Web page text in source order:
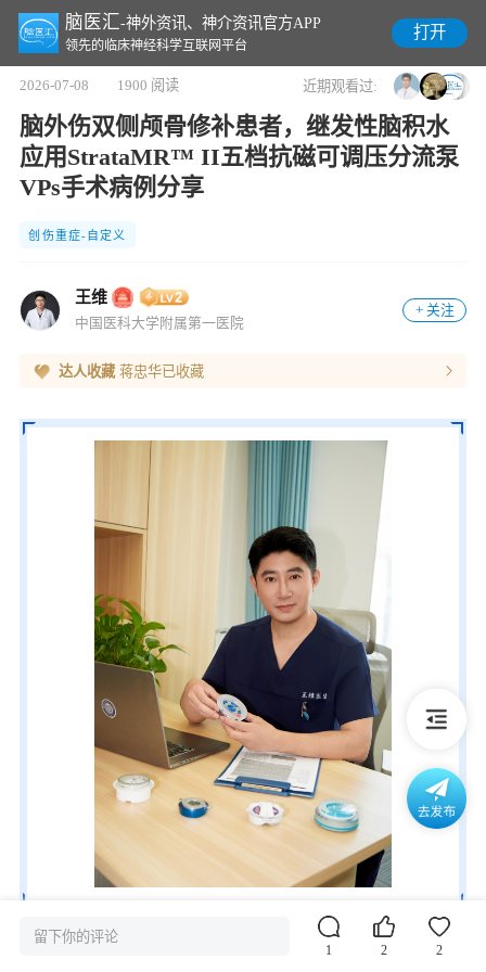
脑医汇-神外资讯、神介资讯官方APP
领先的临床神经科学互联网平台
打开
2026-07-08 1900 阅读 近期观看过:
脑外伤双侧颅骨修补患者，继发性脑积水
应用StrataMR™ II五档抗磁可调压分流泵
VPs手术病例分享
创伤重症-自定义
王维
中国医科大学附属第一医院
+ 关注
达人收藏 蒋忠华已收藏
留下你的评论
1 2 2